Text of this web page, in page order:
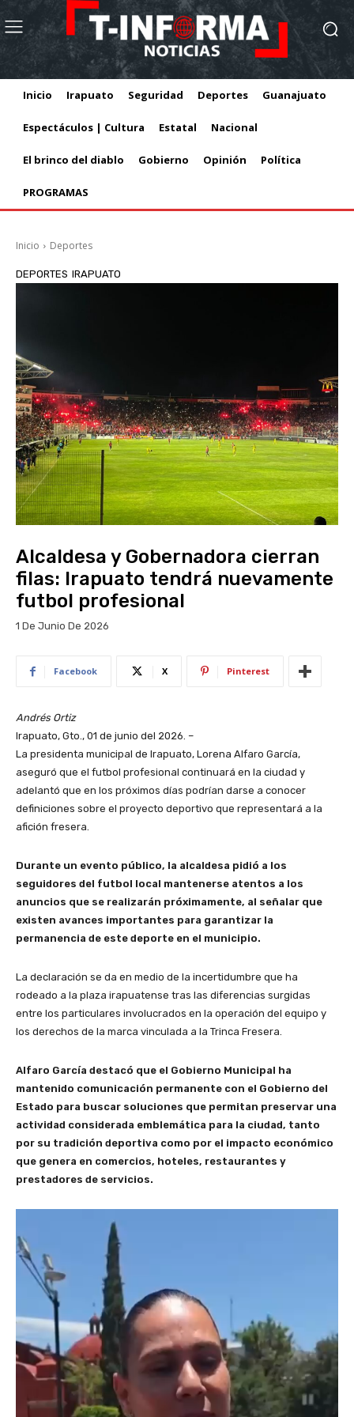
Inicio Irapuato Seguridad Deportes Guanajuato
Espectáculos | Cultura Estatal Nacional
El brinco del diablo Gobierno Opinión Política
PROGRAMAS
Inicio Deportes
DEPORTES IRAPUATO
Alcaldesa y Gobernadora cierran
filas: Irapuato tendrá nuevamente
futbol profesional
1 De Junio De 2026
Facebook X Pinterest
Andrés Ortiz
Irapuato, Gto., 01 de junio del 2026. –
La presidenta municipal de Irapuato, Lorena Alfaro García,
aseguró que el futbol profesional continuará en la ciudad y
adelantó que en los próximos días podrían darse a conocer
definiciones sobre el proyecto deportivo que representará a la
afición fresera.
Durante un evento público, la alcaldesa pidió a los
seguidores del futbol local mantenerse atentos a los
anuncios que se realizarán próximamente, al señalar que
existen avances importantes para garantizar la
permanencia de este deporte en el municipio.
La declaración se da en medio de la incertidumbre que ha
rodeado a la plaza irapuatense tras las diferencias surgidas
entre los particulares involucrados en la operación del equipo y
los derechos de la marca vinculada a la Trinca Fresera.
Alfaro García destacó que el Gobierno Municipal ha
mantenido comunicación permanente con el Gobierno del
Estado para buscar soluciones que permitan preservar una
actividad considerada emblemática para la ciudad, tanto
por su tradición deportiva como por el impacto económico
que genera en comercios, hoteles, restaurantes y
prestadores de servicios.
e
p
u
c
t